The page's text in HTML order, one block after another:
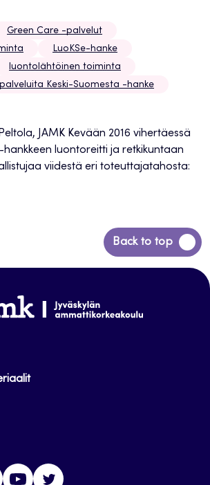
Green Care -palvelut
LuoKSe-hanke
luontolähtöinen toiminta
Keski-Suomesta -hanke
JAMK Kevään 2016 vihertäessä
hankkeen luontoreitti ja retkikuntaan
viidestä eri toteuttajatahosta:
Back to top
Siirry
takaisin
LinkedInYoutube